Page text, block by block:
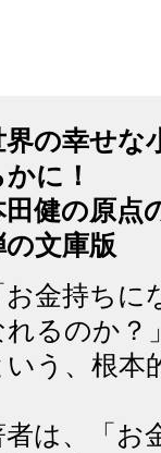
界の幸せな
かに！
田健の原点
の文庫版
お金持ち
れるのか？
いう、根本
者は、「お